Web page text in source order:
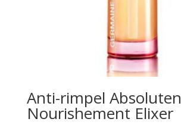
Anti-rimpel Absoluten
Nourishement Elixer